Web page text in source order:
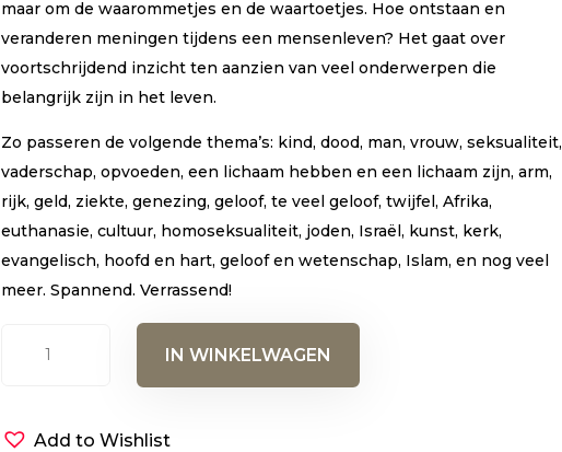
maar om de waarommetjes en de waartoetjes. Hoe ontstaan en
veranderen meningen tijdens een mensenleven? Het gaat over
voortschrijdend inzicht ten aanzien van veel onderwerpen die
belangrijk zijn in het leven.
Zo passeren de volgende thema’s: kind, dood, man, vrouw, seksualiteit,
vaderschap, opvoeden, een lichaam hebben en een lichaam zijn, arm,
rijk, geld, ziekte, genezing, geloof, te veel geloof, twijfel, Afrika,
euthanasie, cultuur, homoseksualiteit, joden, Israël, kunst, kerk,
evangelisch, hoofd en hart, geloof en wetenschap, Islam, en nog veel
meer. Spannend. Verrassend!
aantal
IN WINKELWAGEN
Add to Wishlist